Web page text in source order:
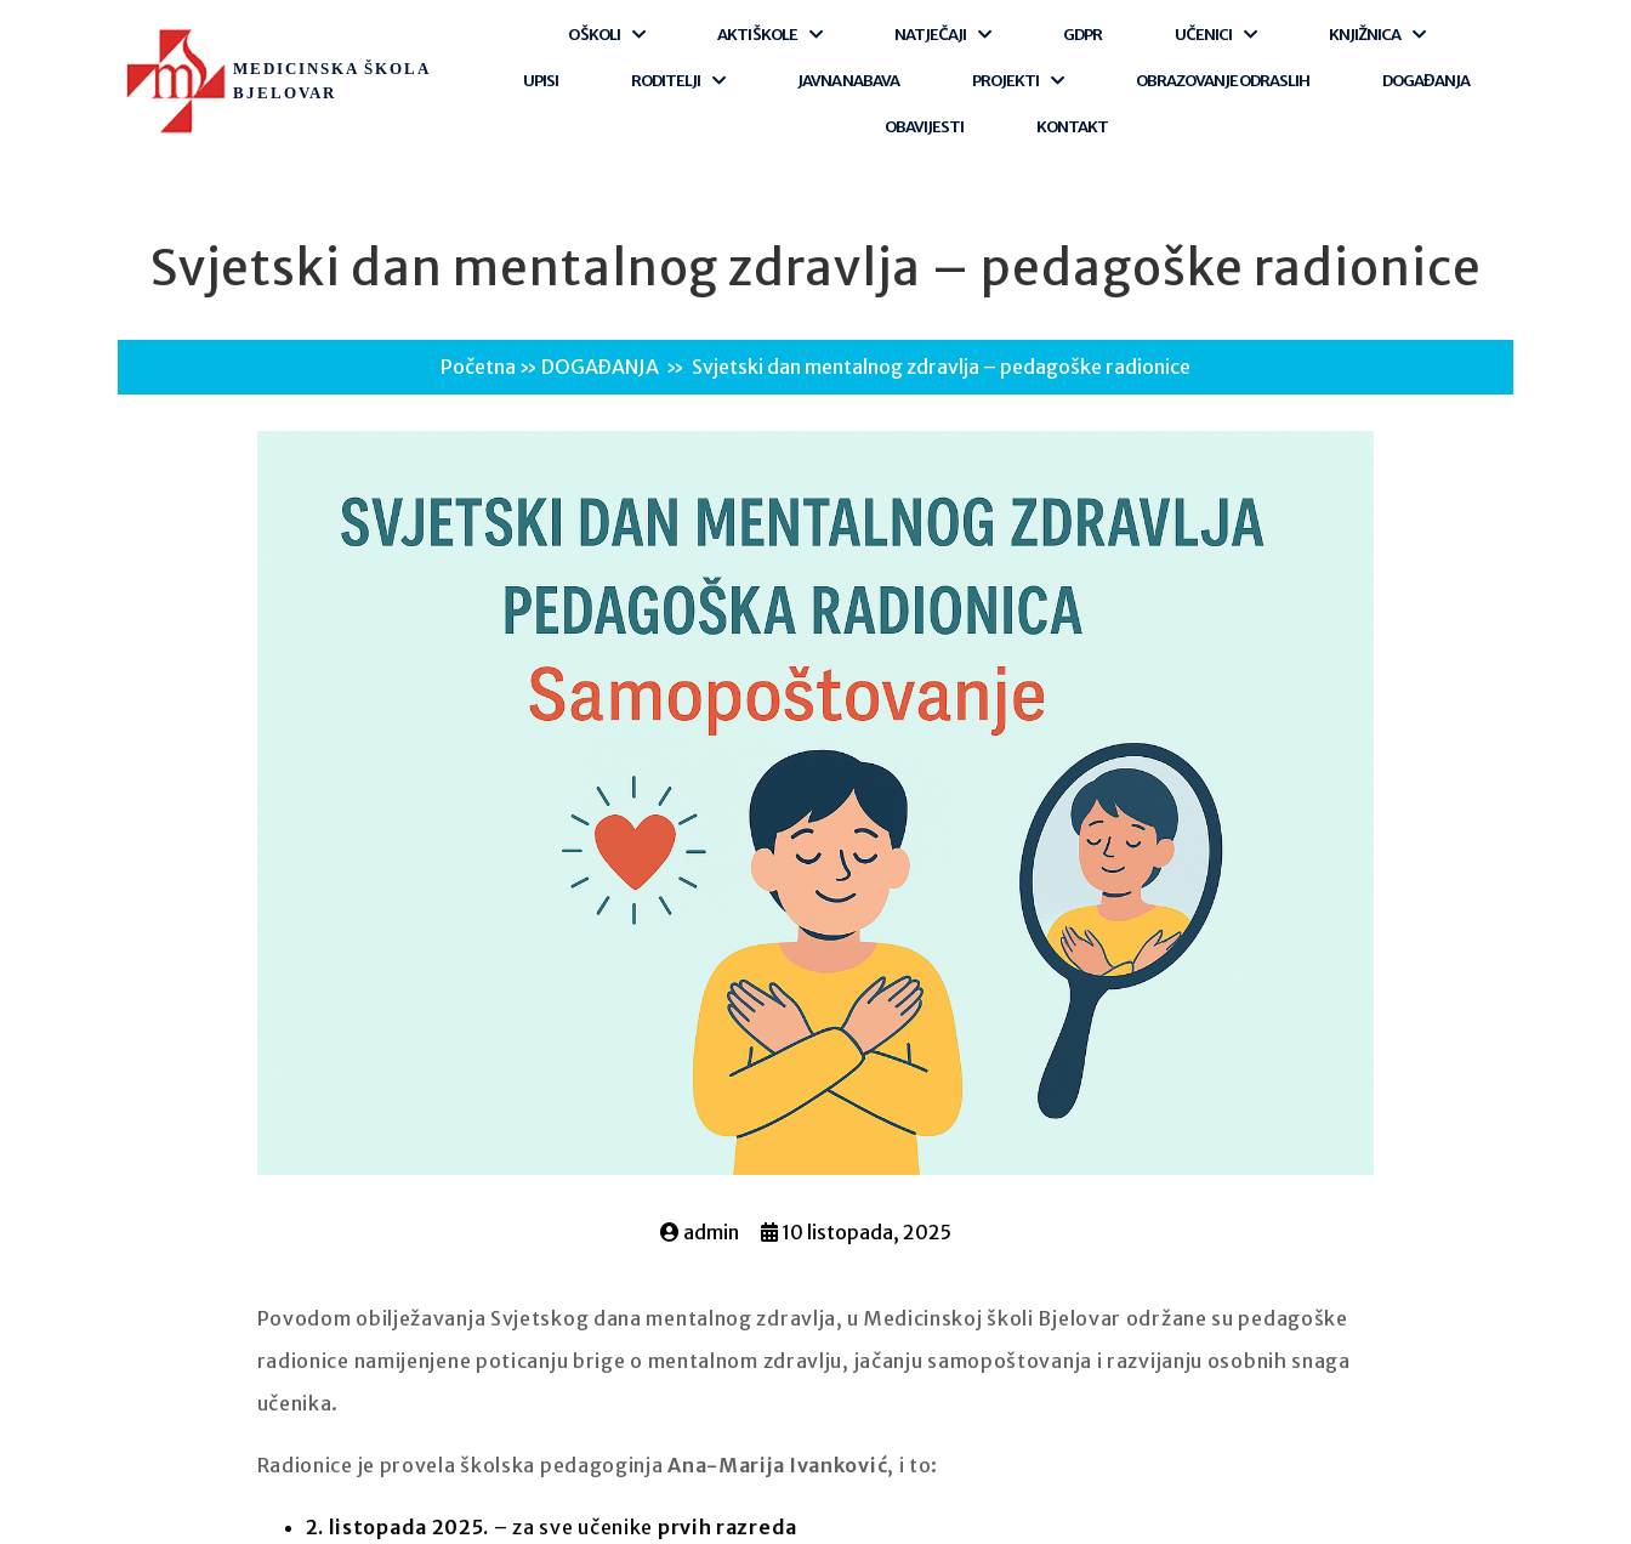
MEDICINSKA ŠKOLA
BJELOVAR
O ŠKOLI AKTI ŠKOLE NATJEČAJI GDPR UČENICI KNJIŽNICA
UPISI RODITELJI JAVNA NABAVA PROJEKTI OBRAZOVANJE ODRASLIH DOGAĐANJA
OBAVIJESTI KONTAKT
Svjetski dan mentalnog zdravlja – pedagoške radionice
Početna » DOGAĐANJA » Svjetski dan mentalnog zdravlja – pedagoške radionice
admin 10 listopada, 2025
Povodom obilježavanja Svjetskog dana mentalnog zdravlja, u Medicinskoj školi Bjelovar održane su pedagoške
radionice namijenjene poticanju brige o mentalnom zdravlju, jačanju samopoštovanja i razvijanju osobnih snaga
učenika.
Radionice je provela školska pedagoginjaAna-Marija Ivanković, i to:
2. listopada 2025. – za sve učenike prvih razreda